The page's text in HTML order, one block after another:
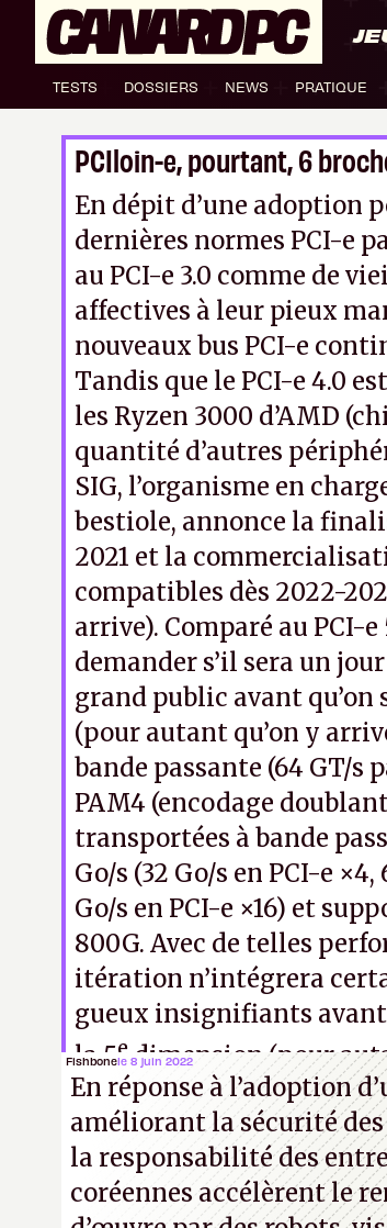
TESTS DOSSIERS NEWS PRATIQUE
PCIloin-e, pourtant, 6
En dépit d’une adoption
dernières normes PCI-e
au PCI-e 3.0 comme de
affectives à leur pieux
nouveaux bus PCI-e
Tandis que le PCI-e 4.0
les Ryzen 3000 d’AMD
quantité d’autres
SIG, l’organisme en
bestiole, annonce la
2021 et la
compatibles dès 2022-
arrive). Comparé au PCI-
demander s’il sera un
grand public avant qu’on
(pour autant qu’on y
bande passante (64 GT/s
PAM4 (encodage
transportées à bande
Go/s (32 Go/s en PCI-e
Go/s en PCI-e ×16) et
800G. Avec de telles
itération n’intégrera
gueux insignifiants avant
la 5edimension (pour
donc en premier lieu
tout poil :cloud, IA,
Fishbonele 8 juin 2022
En réponse à l’adoption
améliorant la sécurité
la responsabilité des
coréennes accélèrent le